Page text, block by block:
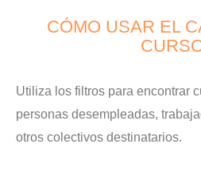
CÓMO USAR EL
Utiliza los filtros para encontrar
personas desempleadas,
otros colectivos destinatarios.